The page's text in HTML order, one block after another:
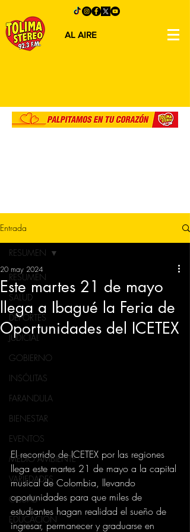
AL AIRE
Entrada
RESUMEN
SALUD
DEPORTES
JUDICIAL
GOBIERNO
INSÓLITAS
FARANDULA
BIENESTAR
EVENTOS
MEDIO AMBIENTE
VARIEDADES
CIUDAD
EDUCACION
RESUMEN
Este martes 21 de mayo
llega a Ibagué la Feria de
Oportunidades del ICETEX
20 may 2024
El recorrido de ICETEX por las regiones
llega este martes 21 de mayo a la capital
musical de Colombia, llevando
oportunidades para que miles de
estudiantes hagan realidad el sueño de
ingresar, permanecer y graduarse en